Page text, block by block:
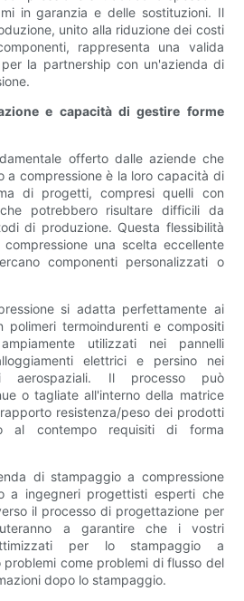
in garanzia e delle sostituzioni. Il
unito alla riduzione dei costi
rappresenta una valida
la partnership con un'azienda di
e capacità di gestire forme
offerto dalle aziende che
a compressione è la loro capacità di
di progetti, compresi quelli con
potrebbero risultare difficili da
di produzione. Questa flessibilità
una scelta eccellente
componenti personalizzati o
si adatta perfettamente ai
polimeri termoindurenti e compositi
utilizzati nei pannelli
elettrici e persino nei
aerospaziali. Il processo può
o tagliate all'interno della matrice
resistenza/peso dei prodotti
al contempo requisiti di forma
di stampaggio a compressione
a ingegneri progettisti esperti che
il processo di progettazione per
a garantire che i vostri
per lo stampaggio a
come problemi di flusso del
dopo lo stampaggio.